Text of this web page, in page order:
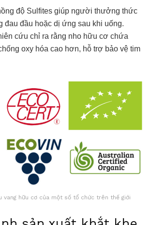
độ Sulfites giúp người thưởng thức
đau đầu hoặc dị ứng sau khi uống.
cứu chỉ ra rằng nho hữu cơ chứa
oxy hóa cao hơn, hỗ trợ bảo vệ tim
vang hữu cơ của một số tổ chức trên thế giới